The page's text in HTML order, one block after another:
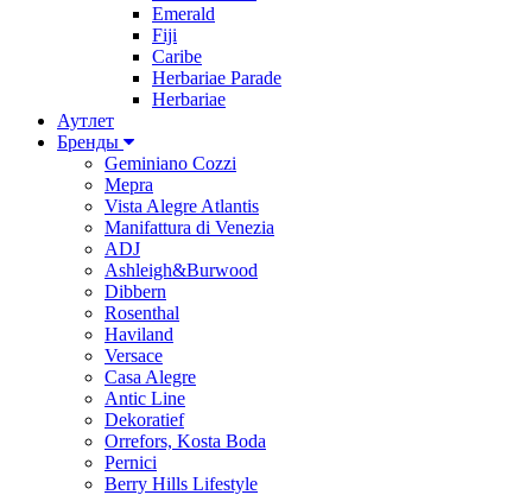
Emerald
Fiji
Caribe
Herbariae Parade
Herbariae
Аутлет
Бренды
Geminiano Cozzi
Mepra
Vista Alegre Atlantis
Manifattura di Venezia
ADJ
Ashleigh&Burwood
Dibbern
Rosenthal
Haviland
Versace
Casa Alegre
Antic Line
Dekoratief
Orrefors, Kosta Boda
Pernici
Berry Hills Lifestyle